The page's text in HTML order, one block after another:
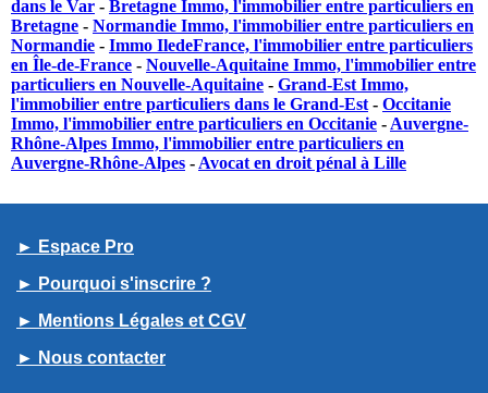
dans le Var - Bretagne Immo, l'immobilier entre particuliers en
Bretagne - Normandie Immo, l'immobilier entre particuliers en
Normandie - Immo IledeFrance, l'immobilier entre particuliers
en Île-de-France - Nouvelle-Aquitaine Immo, l'immobilier entre
particuliers en Nouvelle-Aquitaine - Grand-Est Immo,
l'immobilier entre particuliers dans le Grand-Est - Occitanie
Immo, l'immobilier entre particuliers en Occitanie - Auvergne-
Rhône-Alpes Immo, l'immobilier entre particuliers en
Auvergne-Rhône-Alpes - Avocat en droit pénal à Lille
► Espace Pro
► Pourquoi s'inscrire ?
► Mentions Légales et CGV
► Nous contacter